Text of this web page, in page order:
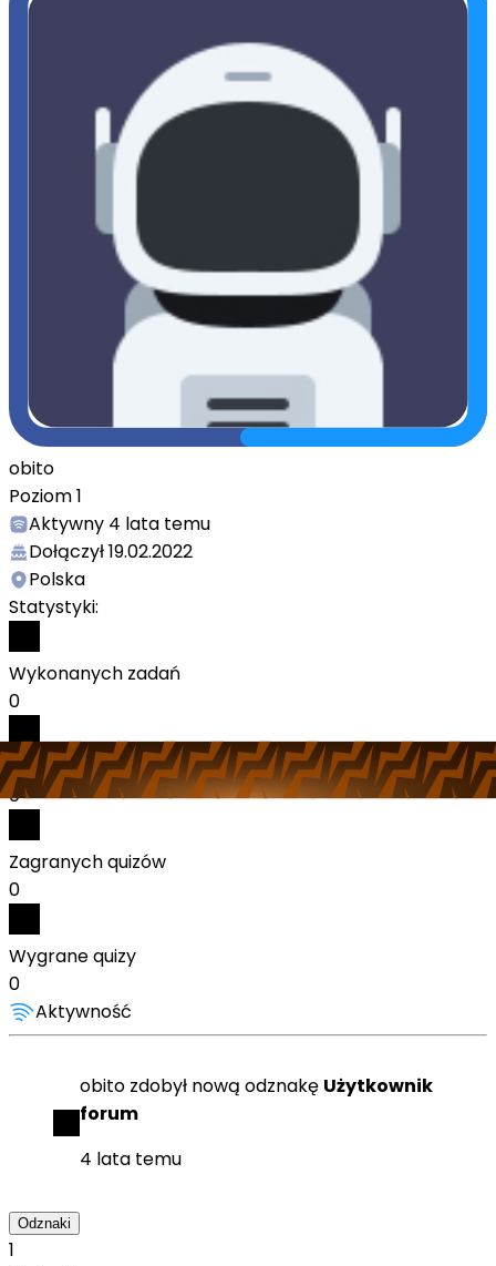
obito
Poziom1
Aktywny 4 lata temu
Dołączył19.02.2022
Polska
Statystyki:
Wykonanych zadań
0
Odebranych nagród
0
Zagranych quizów
0
Wygrane quizy
0
Aktywność
obito zdobył nową odznakę Użytkownik
forum
4 lata temu
Odznaki
1